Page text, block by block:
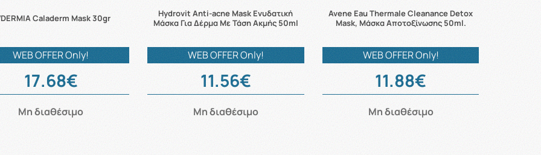
Caladerm Mask 30gr
WEB OFFER Only!
17.68€
Μη διαθέσιμο
Hydrovit Anti-acne Mask Ενυδατική
Μάσκα Για Δέρμα Με Τάση Ακμής 50ml
WEB OFFER Only!
11.56€
Μη διαθέσιμο
Avene Eau Thermale Cleanance Detox
Mask, Μάσκα Αποτοξίνωσης 50ml.
WEB OFFER Only!
11.88€
Μη διαθέσιμο